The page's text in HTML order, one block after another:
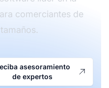
comerciantes de
asesoramiento
de expertos